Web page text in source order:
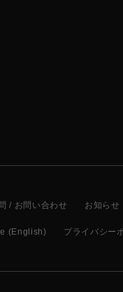
/ お問い合わせ お知らせ
(English) プライバシー